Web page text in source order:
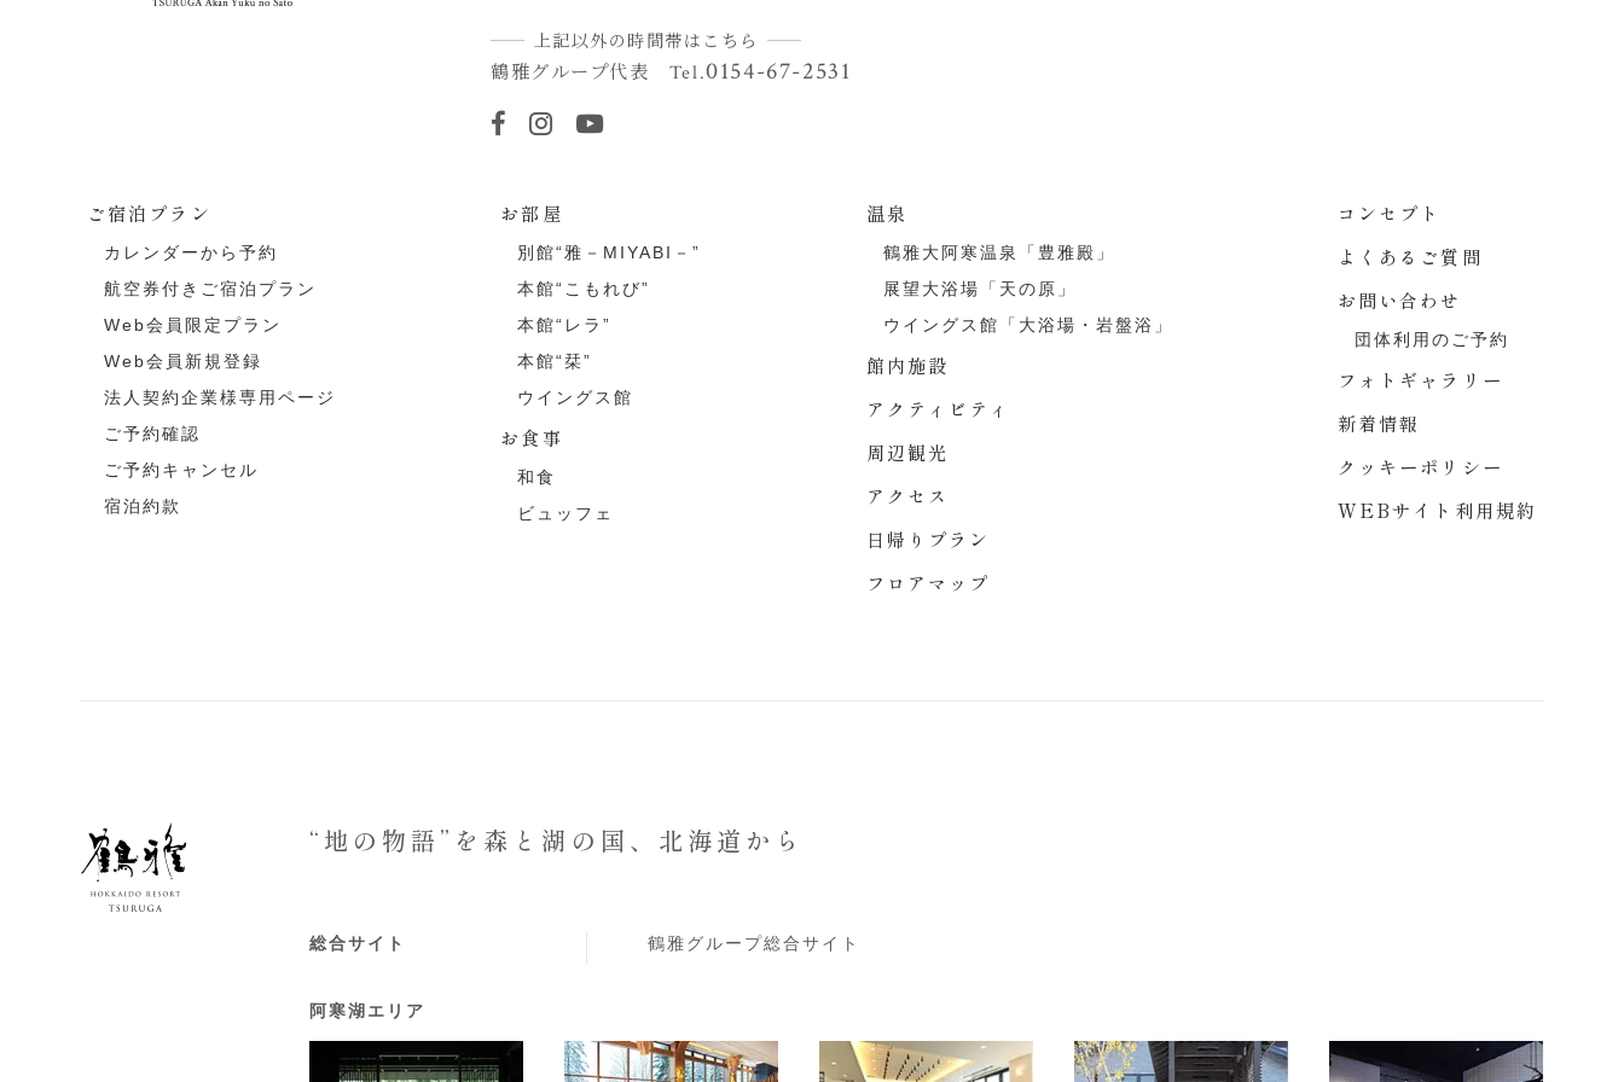
上記以外の時間帯はこちら
鶴雅グループ代表 Tel.0154-67-2531
ご宿泊プラン
カレンダーから予約
航空券付きご宿泊プラン
Web会員限定プラン
Web会員新規登録
法人契約企業様専用ページ
ご予約確認
ご予約キャンセル
宿泊約款
お部屋
別館“雅－MIYABI－”
本館“こもれび”
本館“レラ”
本館“栞”
ウイングス館
お食事
和食
ビュッフェ
温泉
鶴雅大阿寒温泉「豊雅殿」
展望大浴場「天の原」
ウイングス館「大浴場・岩盤浴」
館内施設
アクティビティ
周辺観光
アクセス
日帰りプラン
フロアマップ
コンセプト
よくあるご質問
お問い合わせ
団体利用のご予約
フォトギャラリー
新着情報
クッキーポリシー
WEBサイト利用規約
“地の物語”を森と湖の国、 北海道から
総合サイト 鶴雅グループ総合サイト
阿寒湖エリア